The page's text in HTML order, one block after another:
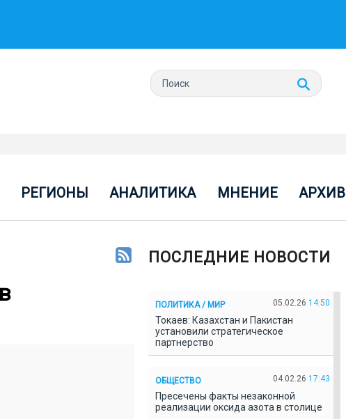
РЕГИОНЫ АНАЛИТИКА МНЕНИЕ АРХИВ
ПОСЛЕДНИЕ НОВОСТИ
ПОЛИТИКА / МИР 05.02.26 14:50
Токаев: Казахстан и Пакистан
установили стратегическое
партнерство
ОБЩЕСТВО 04.02.26 17:43
Пресечены факты незаконной
реализации оксида азота в столице